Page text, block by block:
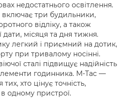
недостатнього освітлення.
три будильники,
відліку, а також
місяця та дня тижня.
легкий і приємний на дотик,
при тривалому носінні.
сталі підвищує надійність
годинника. M-Tac —
хто цінує точність,
в одному пристрої.